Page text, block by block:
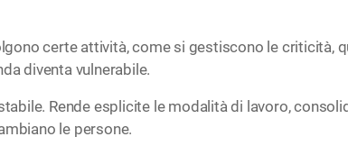
certe attività, come si gestiscono le criticità,
diventa vulnerabile.
Rende esplicite le modalità di lavoro,
le persone.